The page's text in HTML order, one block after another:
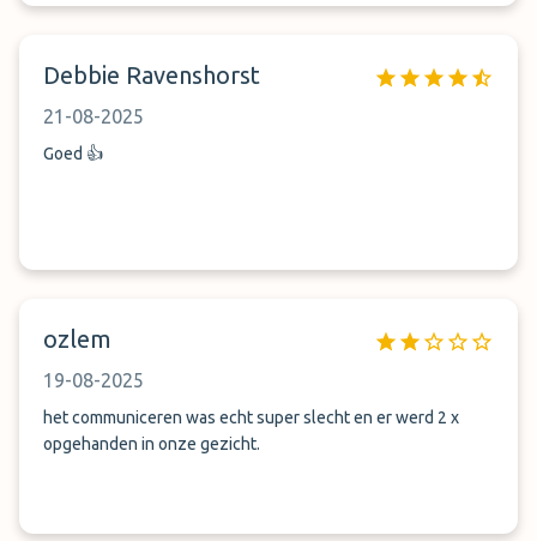
website! Tot volgend jaar hopelijk! Ga door met jullie
Debbie Ravenshorst
21-08-2025
Goed 👍
ozlem
19-08-2025
het communiceren was echt super slecht en er werd 2 x
opgehanden in onze gezicht.